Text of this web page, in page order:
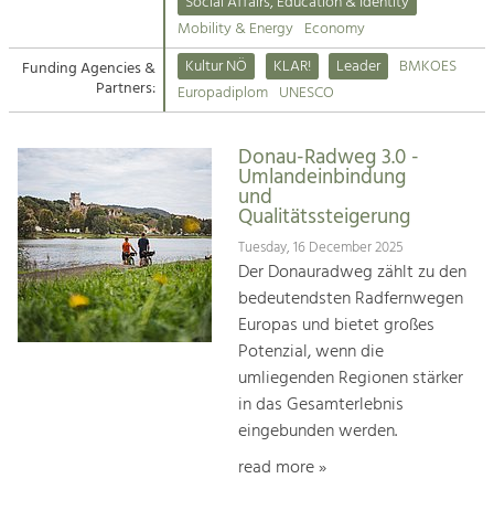
Suche
Impressum
Kontakt
Tourism
Offer Development and Positioning
Art & Culture
Crafts, Science and Research.
Social Affairs, Education
& Identity
Equality, Youth and Integration.
Climate Change, Public Transport and
Mobility & Energy Economy
Funding Agencies &
Partners:
Kultur NÖ KLAR! Leader
BMKOES
Europadiplom UNESCO
Donau-Radweg 3.0 -
Umlandeinbindung
und
Qualitätssteigerung
Tuesday, 16 December 2025
Der Donauradweg zählt zu den
bedeutendsten Radfernwegen
Europas und bietet großes
Potenzial, wenn die
umliegenden Regionen stärker
in das Gesamterlebnis
eingebunden werden.
read more »